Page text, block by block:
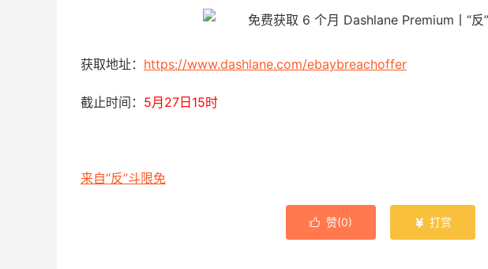
获取地址： https://www.dashlane.com/ebaybreachoffer
截止时间： 5月27日15时
来自“反”斗限免
 赞(0)  打赏